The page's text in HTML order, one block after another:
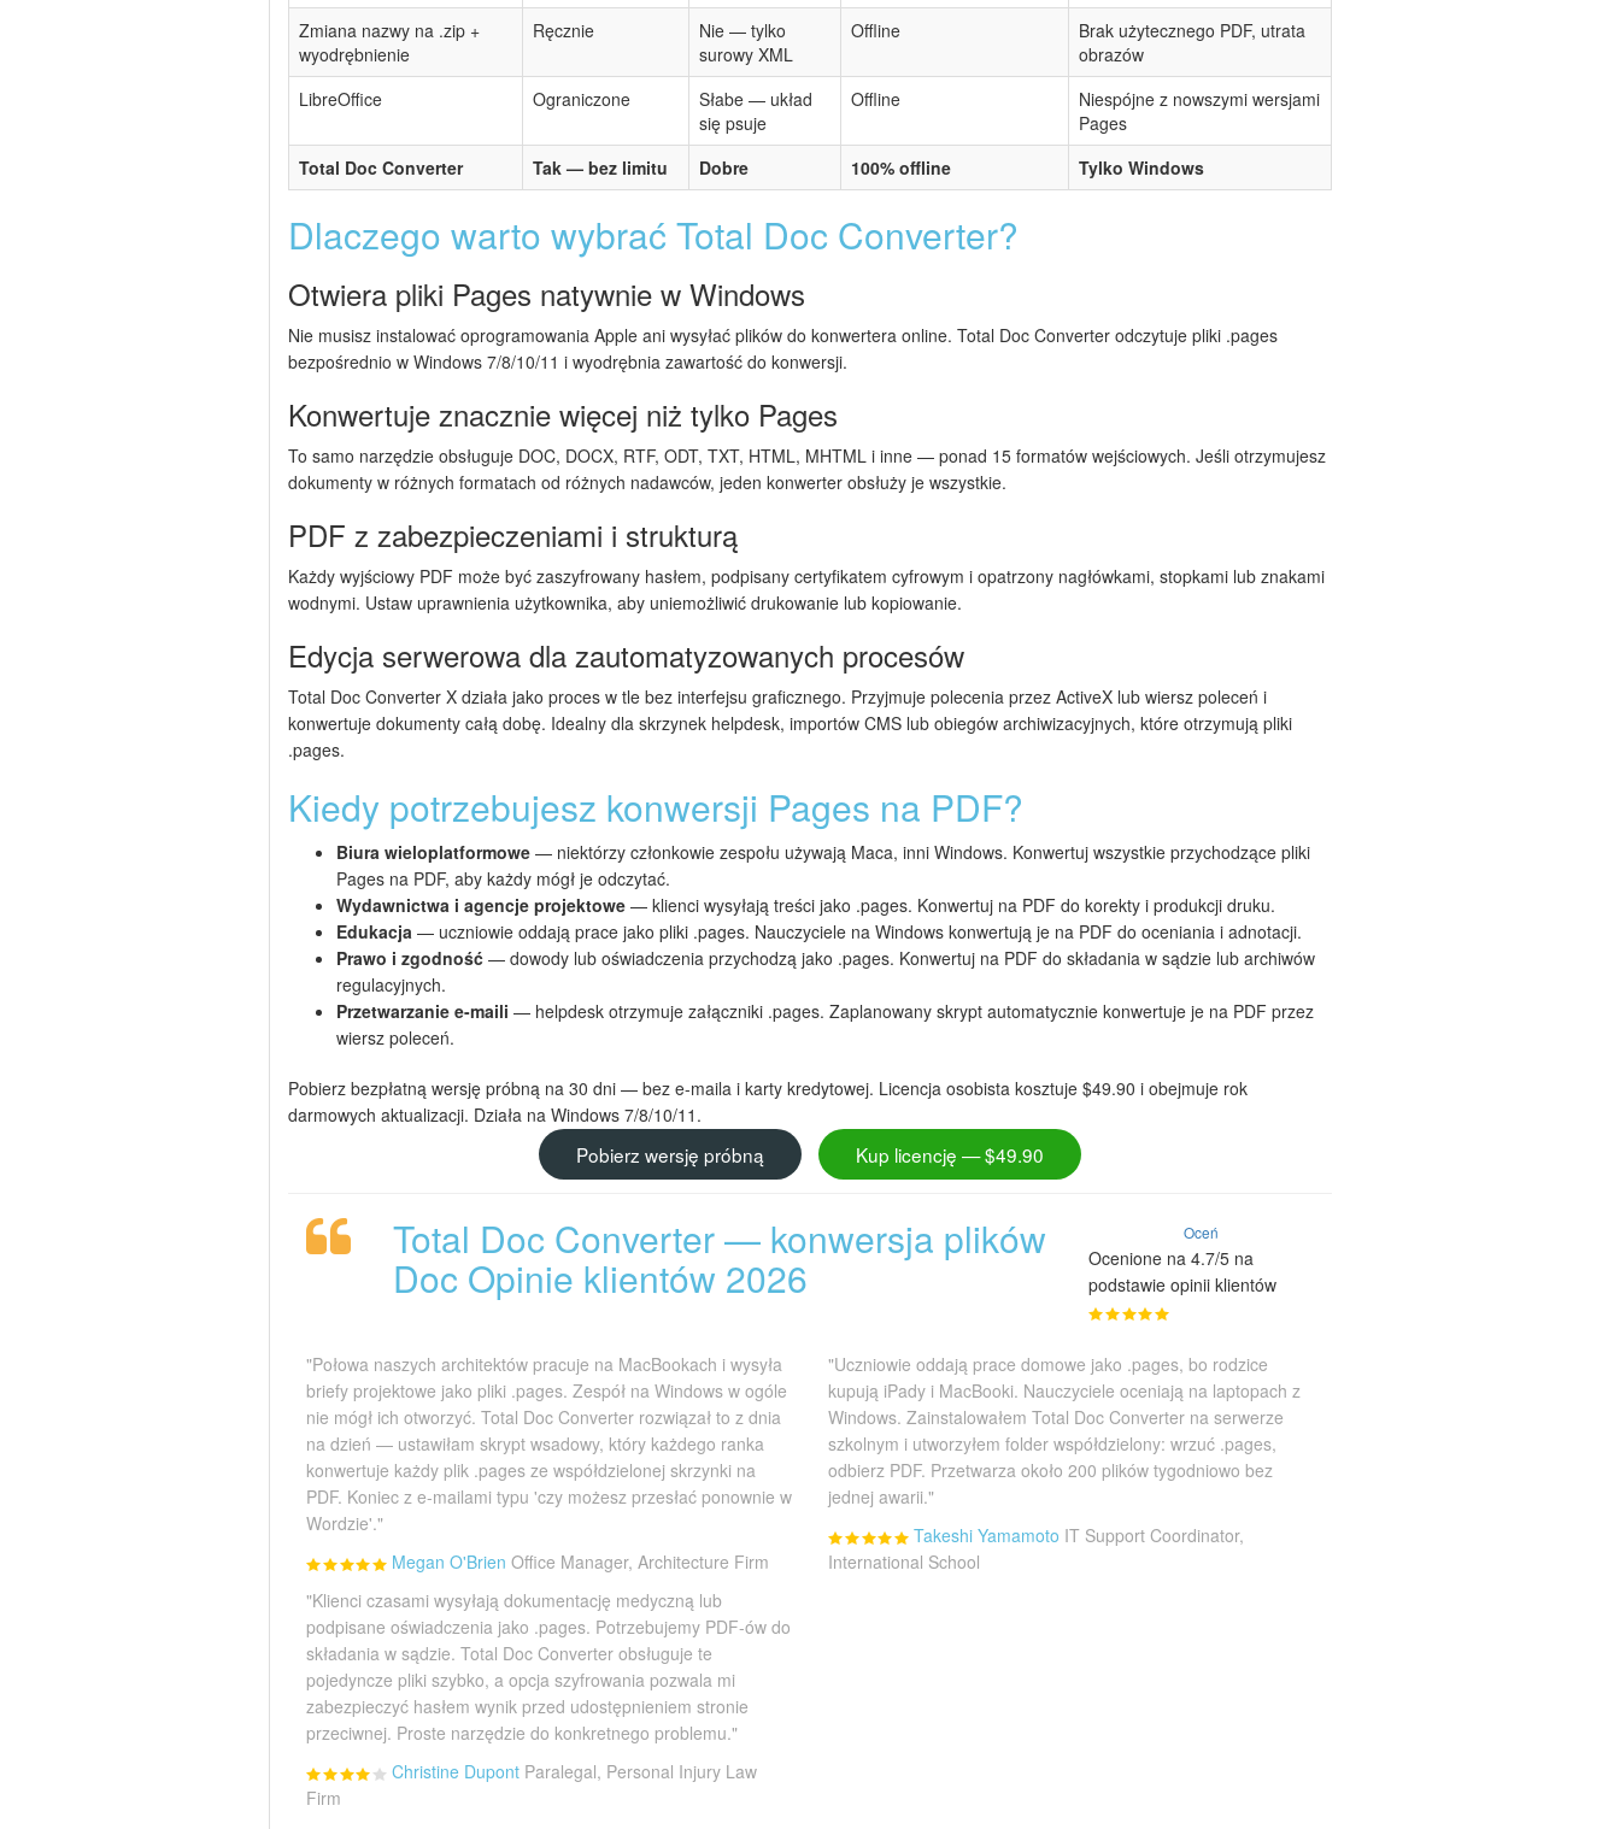
Zmiana nazwy na .zip +
wyodrębnienie
Ręcznie
Nie — tylko
surowy XML
Offline
Brak użytecznego PDF, utrata
obrazów
LibreOffice
Ograniczone
Słabe — układ
się psuje
Offline
Niespójne z nowszymi wersjami
Pages
Total Doc Converter
Tak — bez limitu Dobre 100% offline Tylko Windows
Dlaczego warto wybrać Total Doc Converter?
Otwiera pliki Pages natywnie w Windows
Nie musisz instalować oprogramowania Apple ani wysyłać plików do konwertera online. Total Doc Converter odczytuje pliki .pages
bezpośrednio w Windows 7/8/10/11 i wyodrębnia zawartość do konwersji.
Konwertuje znacznie więcej niż tylko Pages
To samo narzędzie obsługuje DOC, DOCX, RTF, ODT, TXT, HTML, MHTML i inne — ponad 15 formatów wejściowych. Jeśli otrzymujesz
dokumenty w różnych formatach od różnych nadawców, jeden konwerter obsłuży je wszystkie.
PDF z zabezpieczeniami i strukturą
Każdy wyjściowy PDF może być zaszyfrowany hasłem, podpisany certyfikatem cyfrowym i opatrzony nagłówkami, stopkami lub znakami
wodnymi. Ustaw uprawnienia użytkownika, aby uniemożliwić drukowanie lub kopiowanie.
Edycja serwerowa dla zautomatyzowanych procesów
Total Doc Converter X działa jako proces w tle bez interfejsu graficznego. Przyjmuje polecenia przez ActiveX lub wiersz poleceń i
konwertuje dokumenty całą dobę. Idealny dla skrzynek helpdesk, importów CMS lub obiegów archiwizacyjnych, które otrzymują pliki
.pages.
Kiedy potrzebujesz konwersji Pages na PDF?
Biura wieloplatformowe — niektórzy członkowie zespołu używają Maca, inni Windows. Konwertuj wszystkie przychodzące pliki
Pages na PDF, aby każdy mógł je odczytać.
Wydawnictwa i agencje projektowe — klienci wysyłają treści jako .pages. Konwertuj na PDF do korekty i produkcji druku.
Edukacja — uczniowie oddają prace jako pliki .pages. Nauczyciele na Windows konwertują je na PDF do oceniania i adnotacji.
Prawo i zgodność — dowody lub oświadczenia przychodzą jako .pages. Konwertuj na PDF do składania w sądzie lub archiwów
regulacyjnych.
Przetwarzanie e-maili — helpdesk otrzymuje załączniki .pages. Zaplanowany skrypt automatycznie konwertuje je na PDF przez
wiersz poleceń.
Pobierz bezpłatną wersję próbną na 30 dni — bez e-maila i karty kredytowej. Licencja osobista kosztuje $49.90 i obejmuje rok
darmowych aktualizacji. Działa na Windows 7/8/10/11.
Pobierz wersję próbną Kup licencję — $49.90
Total Doc Converter — konwersja plików
Doc Opinie klientów 2026
Oceń
Ocenione na 4.7/5 na
podstawie opinii klientów
"Połowa naszych architektów pracuje na MacBookach i wysyła
briefy projektowe jako pliki .pages. Zespół na Windows w ogóle
nie mógł ich otworzyć. Total Doc Converter rozwiązał to z dnia
na dzień — ustawiłam skrypt wsadowy, który każdego ranka
konwertuje każdy plik .pages ze współdzielonej skrzynki na
PDF. Koniec z e-mailami typu 'czy możesz przesłać ponownie w
Wordzie'."
Megan O'Brien Office Manager, Architecture Firm
"Uczniowie oddają prace domowe jako .pages, bo rodzice
kupują iPady i MacBooki. Nauczyciele oceniają na laptopach z
Windows. Zainstalowałem Total Doc Converter na serwerze
szkolnym i utworzyłem folder współdzielony: wrzuć .pages,
odbierz PDF. Przetwarza około 200 plików tygodniowo bez
jednej awarii."
Takeshi Yamamoto IT Support Coordinator,
International School
"Klienci czasami wysyłają dokumentację medyczną lub
podpisane oświadczenia jako .pages. Potrzebujemy PDF-ów do
składania w sądzie. Total Doc Converter obsługuje te
pojedyncze pliki szybko, a opcja szyfrowania pozwala mi
zabezpieczyć hasłem wynik przed udostępnieniem stronie
przeciwnej. Proste narzędzie do konkretnego problemu."
Christine Dupont Paralegal, Personal Injury Law
Firm